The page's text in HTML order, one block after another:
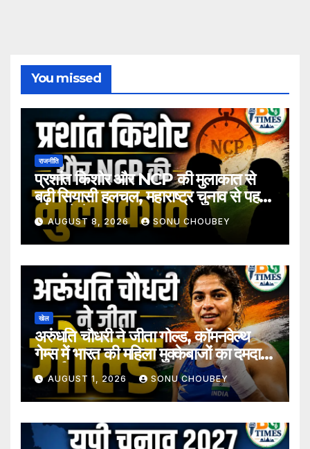
You missed
राजनीति
प्रशांत किशोर और NCP की मुलाकात से
बढ़ी सियासी हलचल, महाराष्ट्र चुनाव से पहले
अटकलें तेज
AUGUST 8, 2026 SONU CHOUBEY
खेल
अरुंधति चौधरी ने जीता गोल्ड, कॉमनवेल्थ
गेम्स में भारत की महिला मुक्केबाजों का दमदार
प्रदर्शन
AUGUST 1, 2026 SONU CHOUBEY